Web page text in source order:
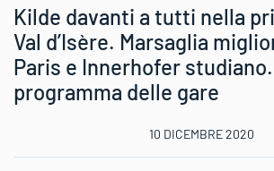
Kilde davanti a tutti nella
Val d’Isère. Marsaglia
Paris e Innerhofer
programma delle gare
10 DICEMBRE 2020